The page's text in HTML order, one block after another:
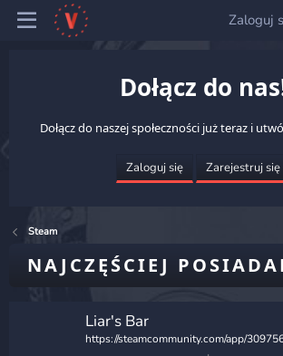
Zaloguj
Dołącz do
Dołącz do naszej społeczności już teraz i
Zaloguj się Zarejestruj się
Steam
NAJCZĘŚCIEJ
Liar's Bar
https://steamcommunity.com/app/